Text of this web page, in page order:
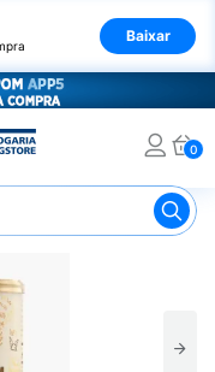
Baixar
0
Esportivos